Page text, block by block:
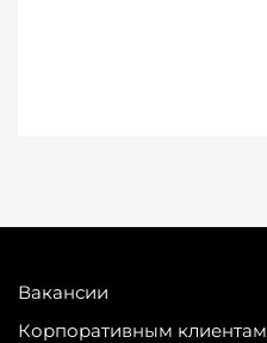
Вакансии
Корпоративным клиентам